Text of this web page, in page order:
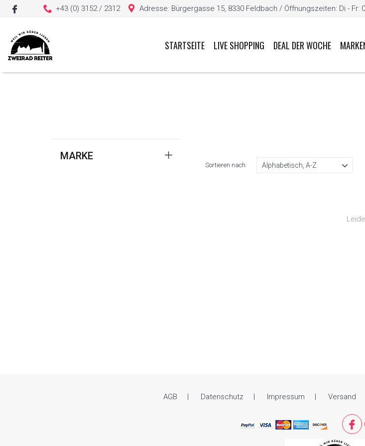
+43 (0) 3152 / 2312 Adresse: Bürgergasse 15, 8330 Feldbach / Öffnungszeiten: Di -
STARTSEITE LIVE SHOPPING DEAL DER WOCHE
MARKE
Sortieren nach:
AGB Datenschutz Impressum Versand